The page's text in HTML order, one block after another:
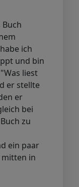
ich
und bin
liest
er stellte
er
bei
zu
ein paar
mitten in